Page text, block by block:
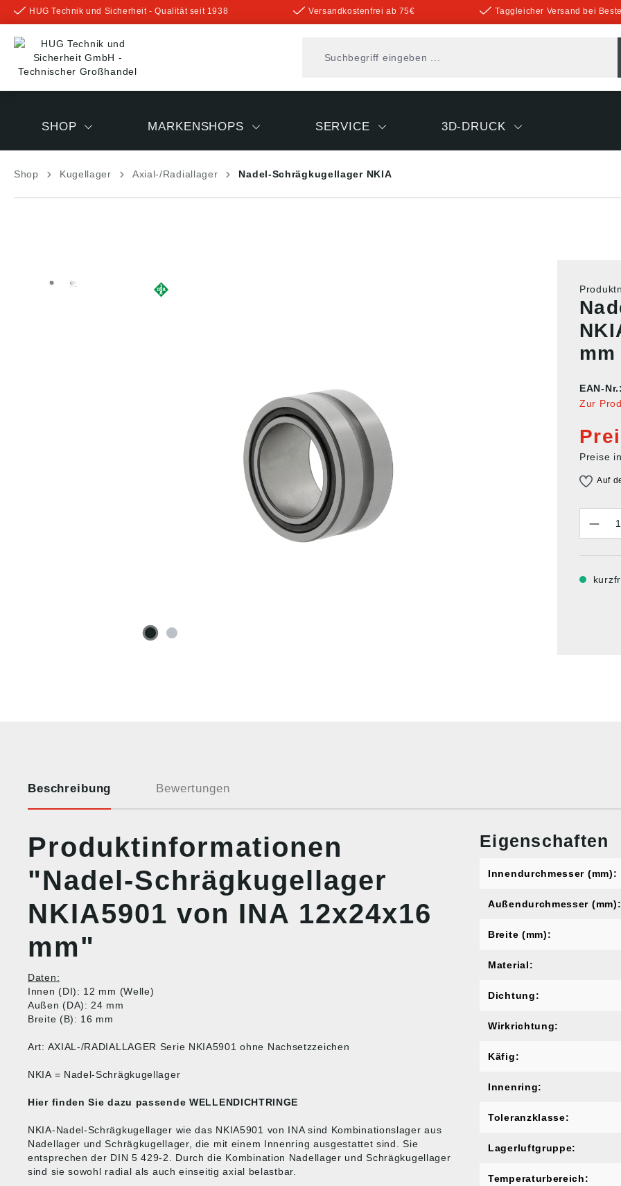
springen
HUG Technik und Sicherheit - Qualität seit 1938 Versandkostenfrei ab 75€ Taggleicher Versand bei
SHOP MARKENSHOPS SERVICE 3D-DRUCK
Shop Kugellager Axial-/Radiallager Nadel-Schrägkugellager NKIA
mm
EAN-
Zur
Preise
Auf
Beschreibung Bewertungen
Produktinformationen
"Nadel-Schrägkugellager
NKIA5901 von INA 12x24x16
mm"
Daten:
Innen (DI): 12 mm (Welle)
Außen (DA): 24 mm
Breite (B): 16 mm
Art: AXIAL-/RADIALLAGER Serie NKIA5901 ohne Nachsetzzeichen
NKIA = Nadel-Schrägkugellager
Hier finden Sie dazu passende WELLENDICHTRINGE
NKIA-Nadel-Schrägkugellager wie das NKIA5901 von INA sind Kombinationslager aus
Nadellager und Schrägkugellager, die mit einem Innenring ausgestattet sind. Sie
entsprechen der DIN 5 429-2. Durch die Kombination Nadellager und Schrägkugellager
sind sie sowohl radial als auch einseitig axial belastbar.
Eigenschaften
Innendurchmesser (mm):
Außendurchmesser (mm):
Breite (mm):
Material:
Dichtung:
Wirkrichtung:
Käfig:
Innenring:
Toleranzklasse:
Lagerluftgruppe:
Temperaturbereich: